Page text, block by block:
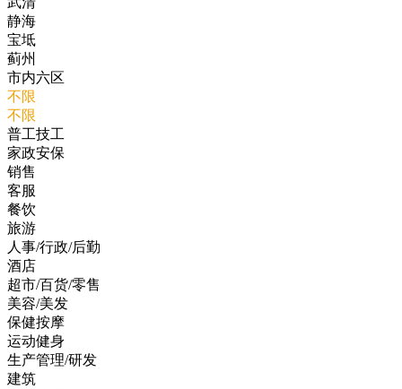
静海
宝坻
蓟州
市内六区
不限
不限
普工技工
家政安保
销售
客服
餐饮
旅游
人事/行政/后勤
酒店
超市/百货/零售
美容/美发
保健按摩
运动健身
生产管理/研发
建筑